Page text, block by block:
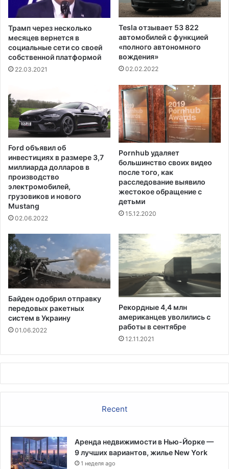
з
в
а
а
м
е
р
к
а
ц
е
в
с
е
л
а
т
ь
п
р
и
в
и
к
а
р
е
с
т
а
н
н
ы
п
о
т
е
с
т
ю
щ
и
м
п
л
ь
с
т
в
Трамп через несколько
месяцев вернется в
социальные сети со своей
собственной платформой
22.03.2021
Tesla отзывает 53 822
автомобилей с функцией
«полного автономного
вождения»
02.02.2022
Ford объявил об
инвестициях в размере 3,7
миллиарда долларов в
производство
электромобилей,
грузовиков и нового
Mustang
02.06.2022
Pornhub удаляет
большинство своих видео
после того, как
расследование выявило
жестокое обращение с
детьми
15.12.2020
Байден одобрил отправку
передовых ракетных
систем в Украину
01.06.2022
Рекордные 4,4 млн
американцев уволились с
работы в сентябре
12.11.2021
Recent
Аренда недвижимости в Нью-Йорке —
9 лучших вариантов, жилье New York
1 неделя ago